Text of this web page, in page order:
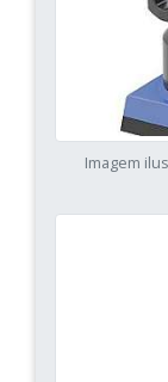
Imagem